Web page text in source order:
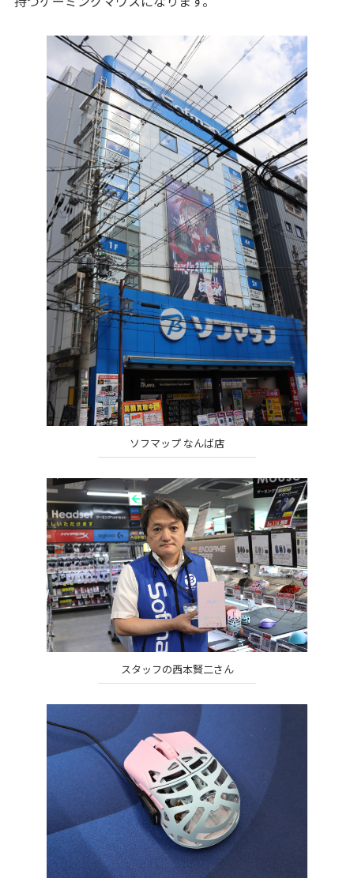
ソフマップ なんば店
スタッフの西本賢二さん